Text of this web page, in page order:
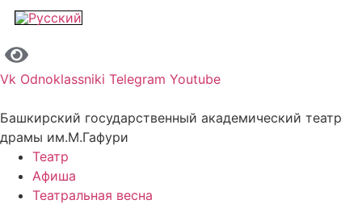
Vk Odnoklassniki Telegram Youtube
Башкирский государственный академический театр
драмы им.М.Гафури
Театр
Афиша
Театральная весна